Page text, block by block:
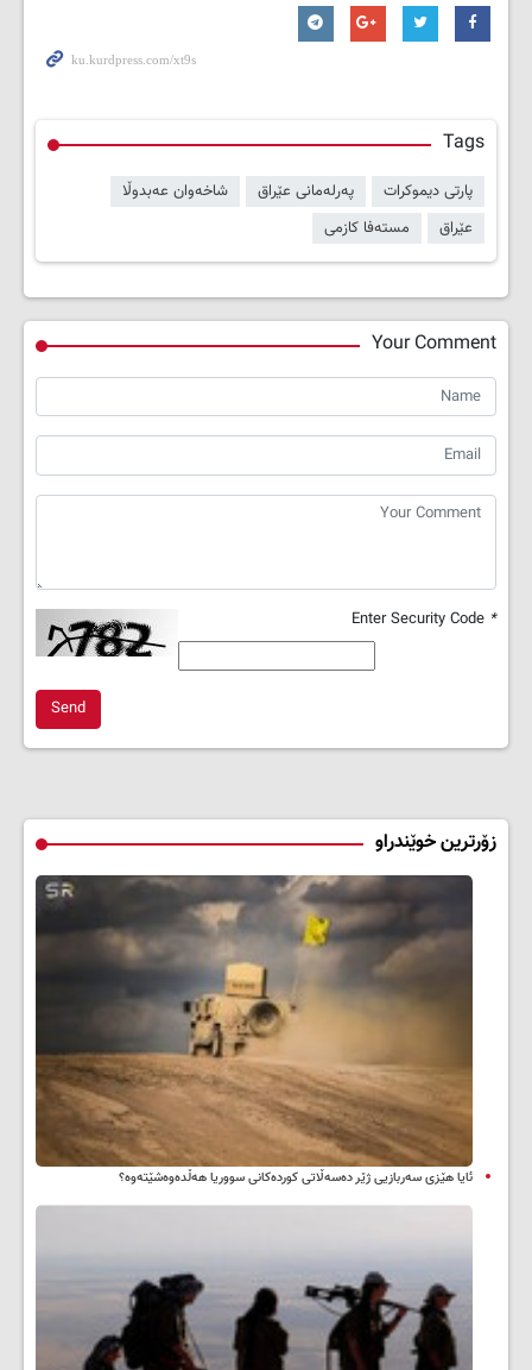
Tags
پارتی دیموکرات پەرلەمانی عێراق
شاخەوان عەبدوڵا
عێراق
مستەفا کازمی
Your Comment
*
Send
زۆرترین خوێندراو
ئایا هێزی سەربازیی ژێر دەسەڵاتی کوردەکانی سووریا هەڵدەوەشێتەوە؟